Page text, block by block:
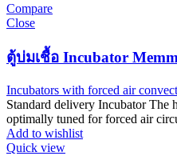
Compare
Close
ตู้บ่มเชื้อ Incubator
Incubators with forced air
Standard delivery Incubator The
optimally tuned for forced air
Add to wishlist
Quick view